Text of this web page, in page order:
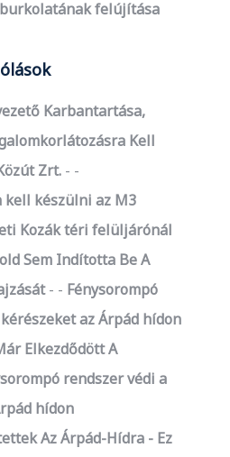
burkolatának felújítása
Karbantartása,
Kell
Zrt.
-
kell készülni az M3
Kozák téri felüljárónál
Sem Indította Be A
- Fénysorompó
az Árpád hídon
Elkezdődött A
rendszer védi a
hídon
Az Árpád-Hídra - Ez